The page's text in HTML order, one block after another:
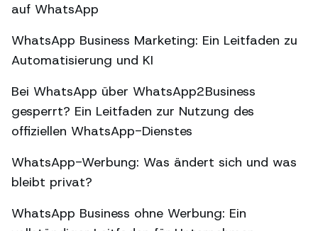
auf WhatsApp
WhatsApp Business Marketing: Ein Leitfaden zu
Automatisierung und KI
Bei WhatsApp über WhatsApp2Business
gesperrt? Ein Leitfaden zur Nutzung des
offiziellen WhatsApp-Dienstes
WhatsApp-Werbung: Was ändert sich und was
bleibt privat?
WhatsApp Business ohne Werbung: Ein